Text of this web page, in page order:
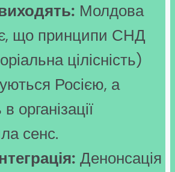
Молдова
що принципи СНД
цілісність)
Росією, а
організації
сенс.
Денонсація